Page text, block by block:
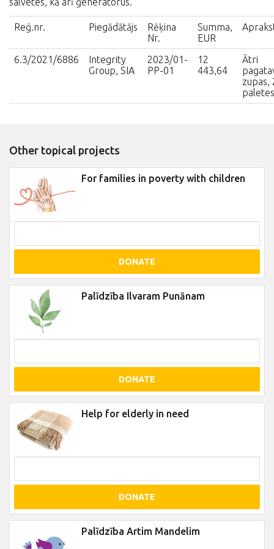
Reģ.nr. Piegādātājs
Rēķina
Nr.
Summa,
EUR
6.3/2021/6886
Integrity
Group, SIA
2023/01-
PP-01
12
443,64
Ātri
zupas,
Other topical projects
For families in poverty with children
DONATE
Palīdzība Ilvaram Punānam
DONATE
Help for elderly in need
DONATE
Palīdzība Artim Mandelim